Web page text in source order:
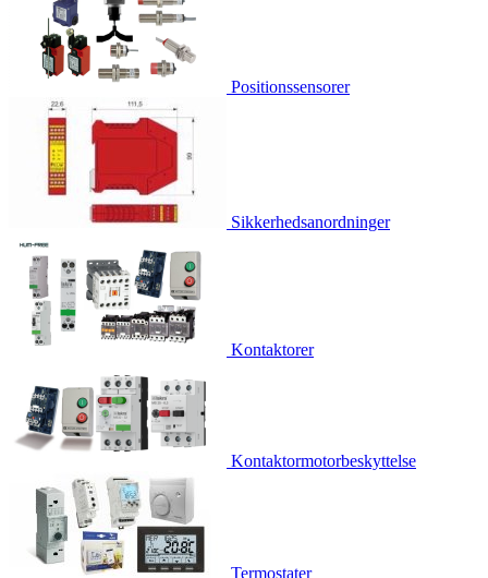
Positionssensorer
Sikkerhedsanordninger
Kontaktorer
Kontaktormotorbeskyttelse
Termostater